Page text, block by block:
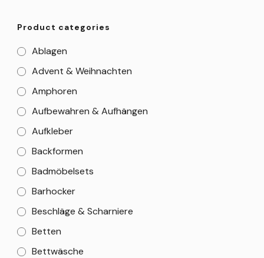
Product categories
Ablagen
Advent & Weihnachten
Amphoren
Aufbewahren & Aufhängen
Aufkleber
Backformen
Badmöbelsets
Barhocker
Beschläge & Scharniere
Betten
Bettwäsche